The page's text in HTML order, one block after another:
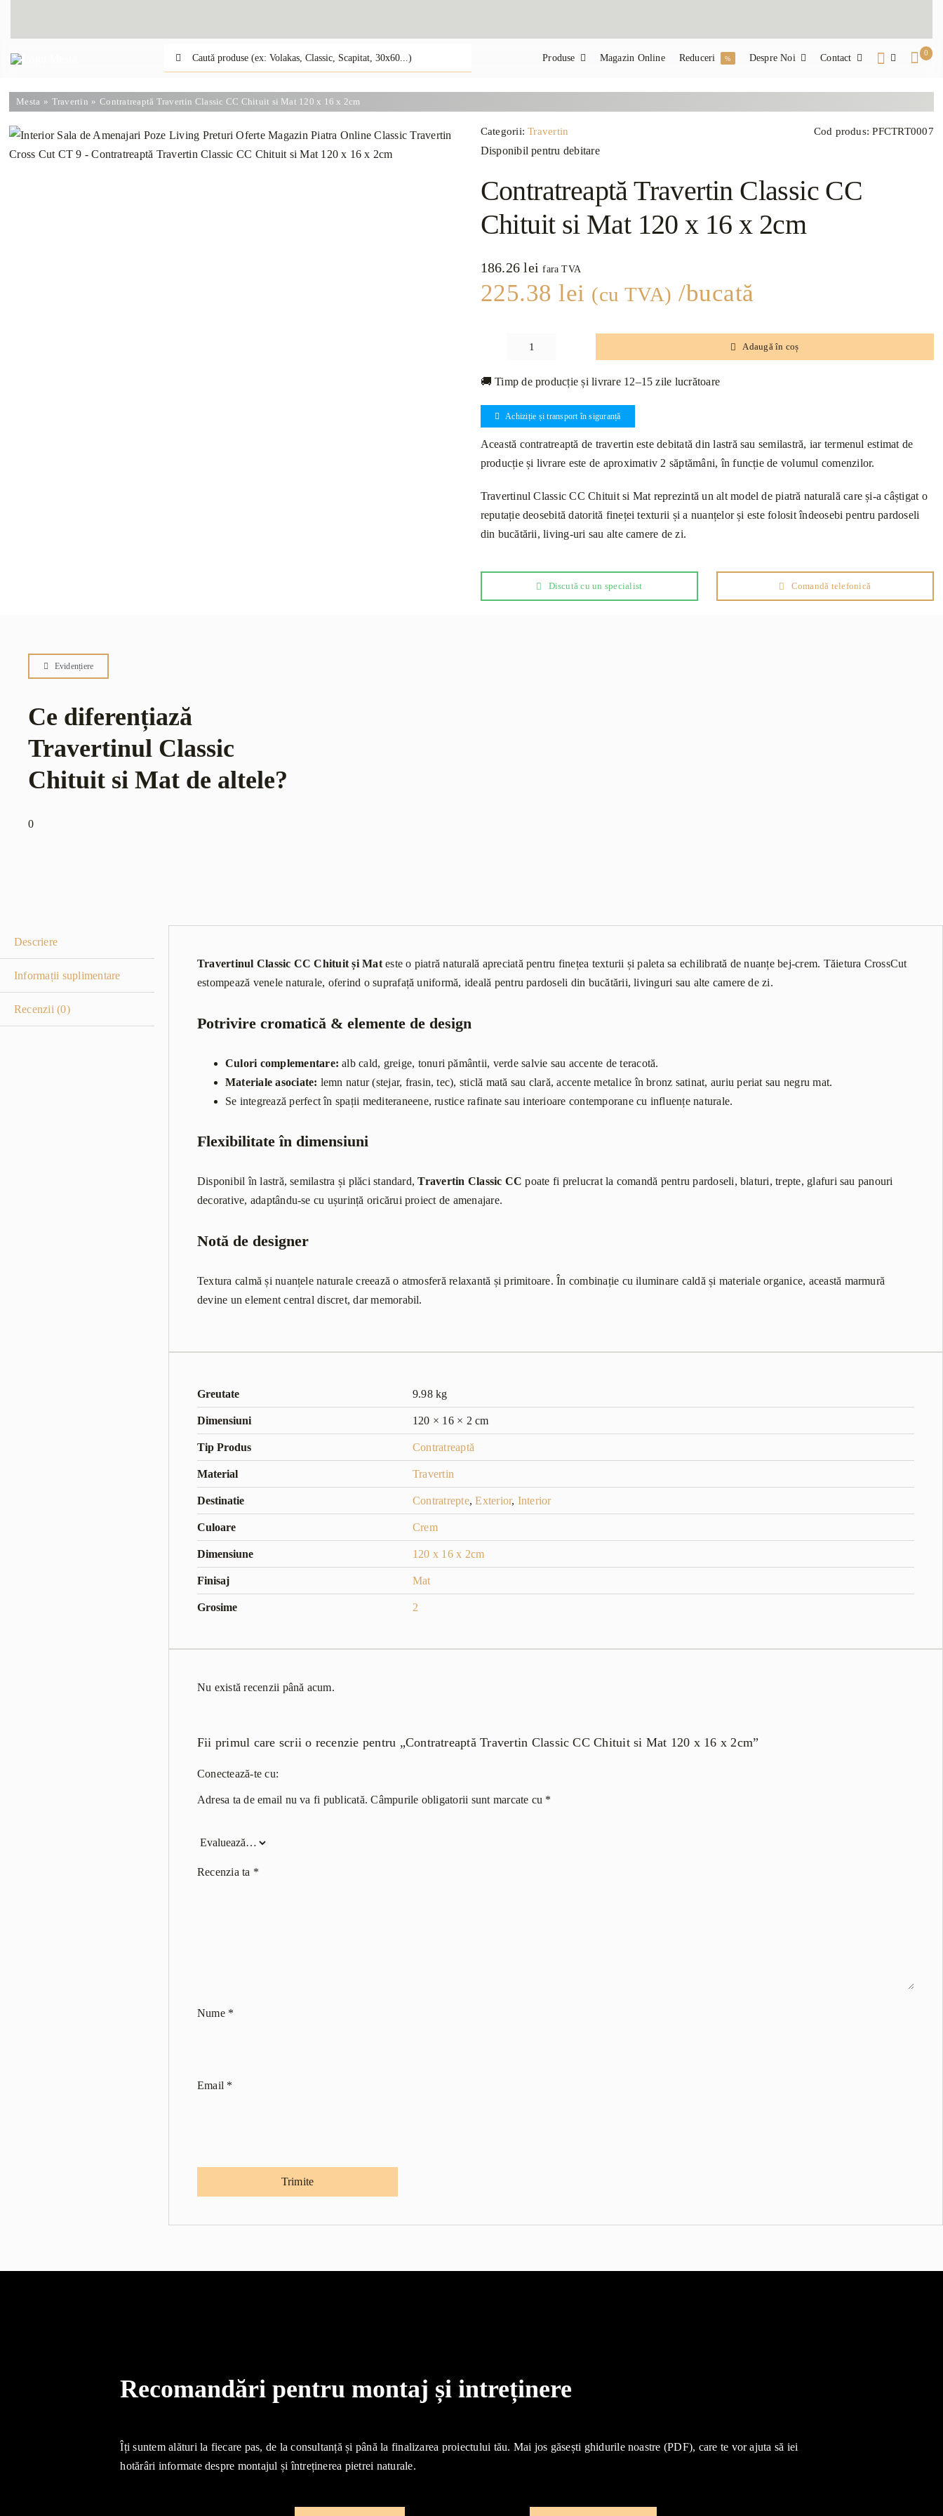
Caută: Produse Magazin Online Reduceri % Despre Noi Contact 0
Mesta Travertin Contratreaptă Travertin Classic CC Chituit si Mat 120 x 16 x 2cm
Categorii:Travertin Cod produs:PFCTRT0007
Disponibil pentru debitare
Contratreaptă Travertin Classic CC
Chituit si Mat 120 x 16 x 2cm
186.26lei fara TVA
225.38lei (cu TVA) /bucată
Cantitate
Travertin
Classic
CC
Chituit
si
120
x
16
Adaugă în coș
🚚 Timp de producție și livrare 12–15 zile lucrătoare
Achiziție și transport în siguranță
Această contratreaptă de travertin este debitată din lastră sau semilastră, iar termenul estimat de
producție și livrare este de aproximativ 2 săptămâni, în funcție de volumul comenzilor.
Travertinul Classic CC Chituit si Mat reprezintă un alt model de piatră naturală care și-a câștigat o
reputație deosebită datorită fineței texturii și a nuanțelor și este folosit îndeosebi pentru pardoseli
din bucătării, living-uri sau alte camere de zi.
Discută cu un specialist Comandă telefonică
Evidențiere
Ce diferențiază
Travertinul Classic
Chituit si Mat de altele?
0
Descriere
Informații suplimentare
Recenzii (0)
Travertinul Classic CC Chituit și Mateste o piatră naturală apreciată pentru finețea texturii și paleta sa echilibrată de nuanțe bej-crem. Tăietura CrossCut
estompează venele naturale, oferind o suprafață uniformă, ideală pentru pardoseli din bucătării, livinguri sau alte camere de zi.
Potrivire cromatică & elemente de design
Culori complementare: alb cald, greige, tonuri pământii, verde salvie sau accente de teracotă.
Materiale asociate: lemn natur (stejar, frasin, tec), sticlă mată sau clară, accente metalice în bronz satinat, auriu periat sau negru mat.
Se integrează perfect în spații mediteraneene, rustice rafinate sau interioare contemporane cu influențe naturale.
Flexibilitate în dimensiuni
Disponibil în lastră, semilastra și plăci standard,Travertin Classic CC poate fi prelucrat la comandă pentru pardoseli, blaturi, trepte, glafuri sau panouri
decorative, adaptându-se cu ușurință oricărui proiect de amenajare.
Notă de designer
Textura calmă și nuanțele naturale creează o atmosferă relaxantă și primitoare. În combinație cu iluminare caldă și materiale organice, această marmură
devine un element central discret, dar memorabil.
Greutate 9.98 kg
Dimensiuni 120 × 16 × 2 cm
Tip Produs Contratreaptă
Material Travertin
Destinatie Contratrepte,Exterior, Interior
Culoare Crem
Dimensiune 120 x 16 x 2cm
Finisaj Mat
Grosime 2
Nu există recenzii până acum.
Fii primul care scrii o recenzie pentru „Contratreaptă Travertin Classic CC Chituit si Mat 120 x 16 x 2cm”
Conectează-te cu:
Adresa ta de email nu va fi publicată. Câmpurile obligatorii sunt marcate cu *
Recenzia ta *
Nume *
Email *
Recomandări pentru montaj și intreținere
Îți suntem alături la fiecare pas, de la consultanță și până la finalizarea proiectului tău. Mai jos găsești ghidurile noastre (PDF), care te vor ajuta să iei
hotărâri informate despre montajul și întreținerea pietrei naturale.